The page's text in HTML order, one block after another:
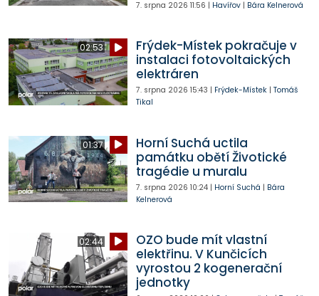
7. srpna 2026 11:56 | Havířov| Bára Kelnerová
02:53
Frýdek-Místek pokračuje v
instalaci fotovoltaických
elektráren
7. srpna 2026 15:43 | Frýdek-Místek| Tomáš
Tikal
01:37
Horní Suchá uctila
památku obětí Životické
tragédie u muralu
7. srpna 2026 10:24| Horní Suchá | Bára
Kelnerová
02:44
OZO bude mít vlastní
elektřinu. V Kunčicích
vyrostou 2 kogenerační
jednotky